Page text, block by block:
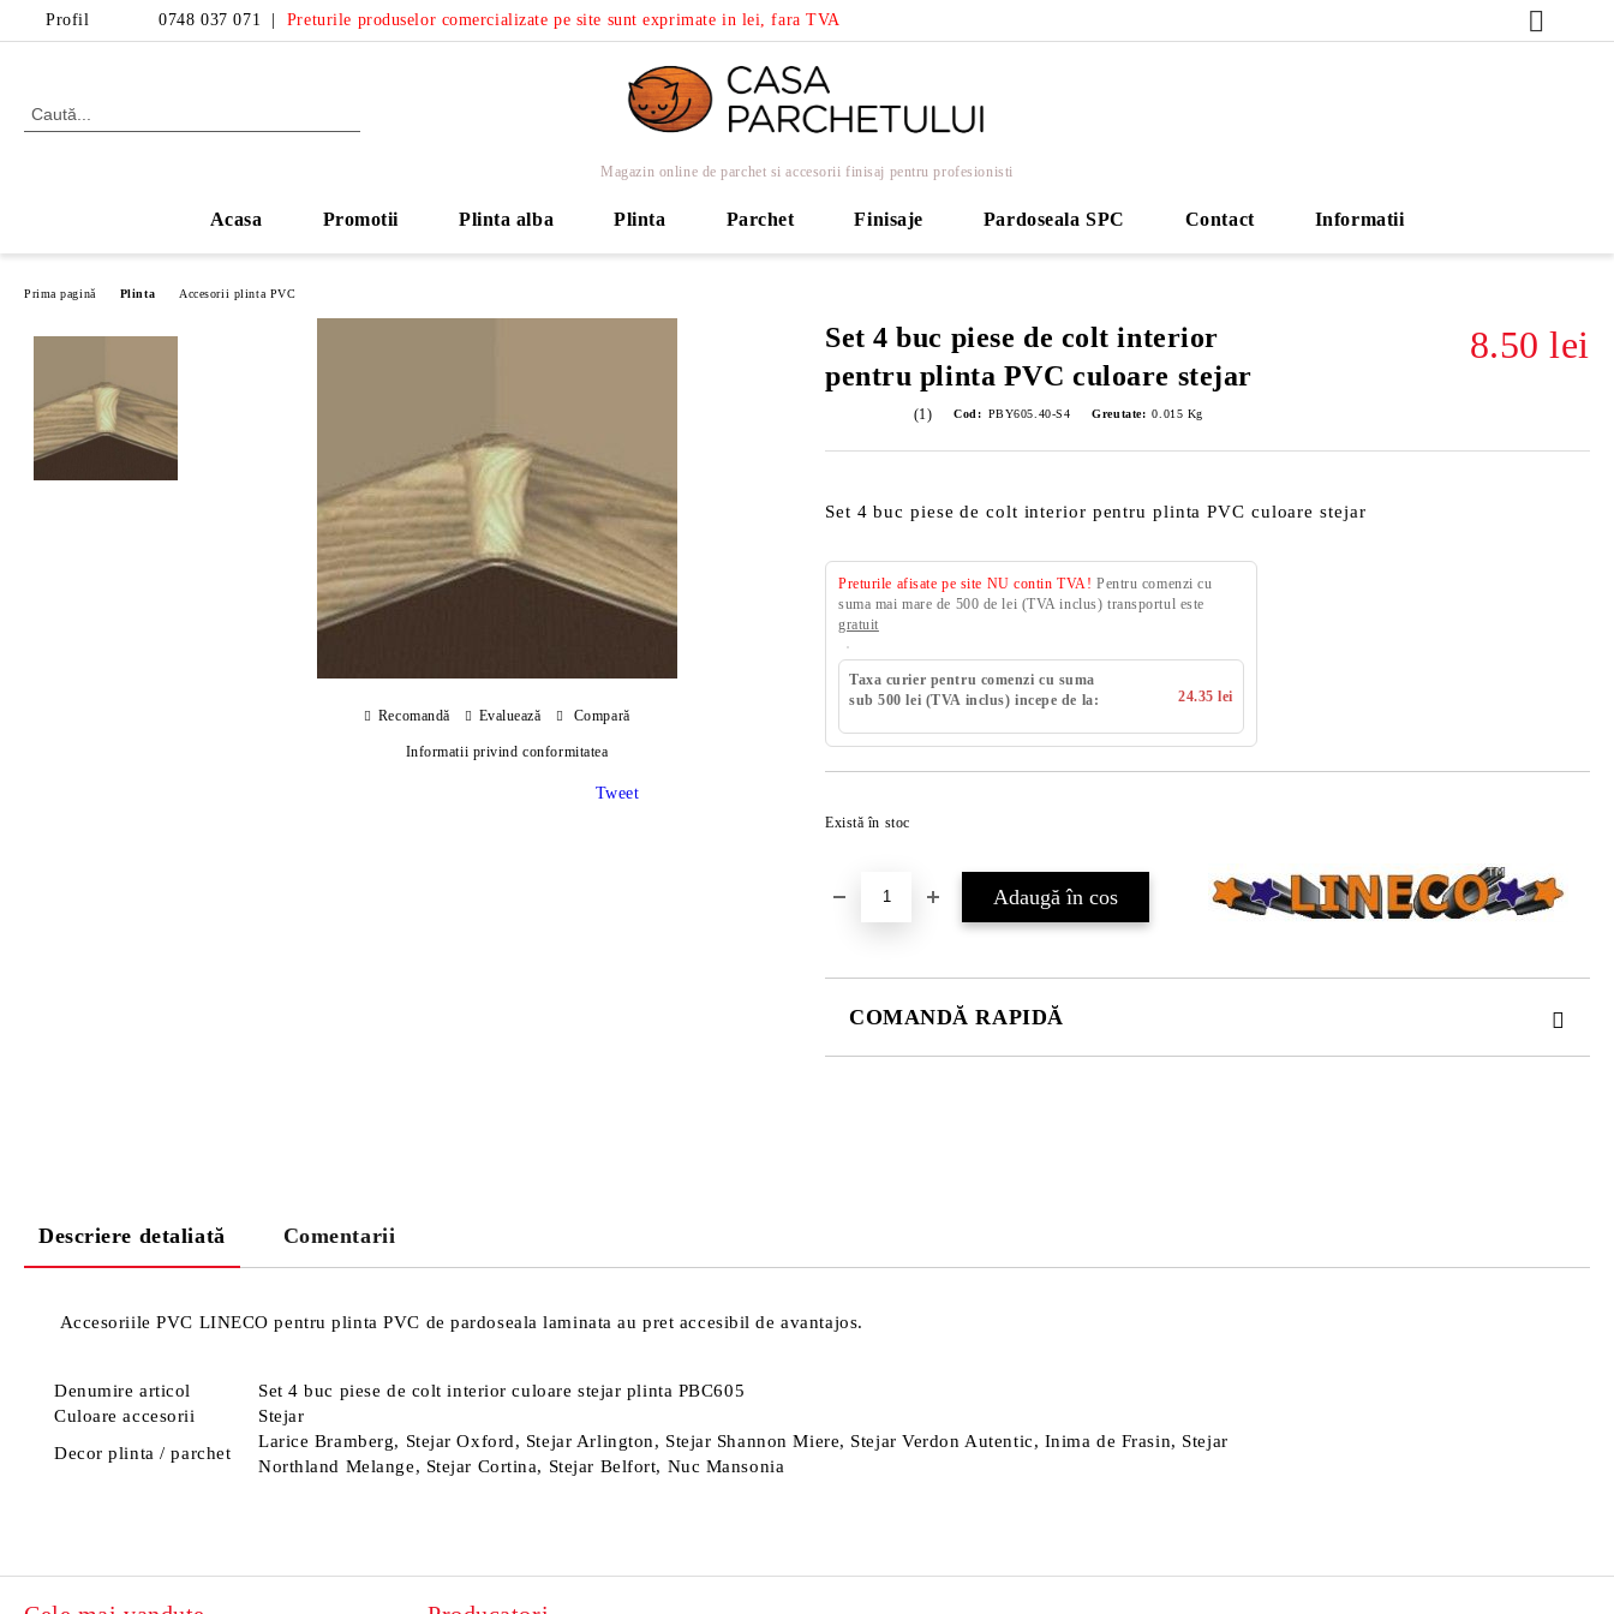
Profil 0748 037 071 Preturile produselor comercializate pe site sunt exprimate in lei, fara TVA
Magazin online de parchet si accesorii finisaj pentru profesionisti
Acasa Promotii Plinta alba Plinta Parchet Finisaje Pardoseala SPC Contact Informatii
Prima pagină Plinta Accesorii plinta PVC
Set 4 buc piese de colt interior
pentru plinta PVC culoare stejar
8.50 lei
(1) Cod: PBY605.40-S4 Greutate: 0.015 Kg
Set 4 buc piese de colt interior pentru plinta PVC culoare stejar
Preturile afisate pe site NU contin TVA! Pentru comenzi cu
suma mai mare de 500 de lei (TVA inclus) transportul este
gratuit
Taxa curier pentru comenzi cu suma
sub 500 lei (TVA inclus) incepe de la:
24.35 lei
Există în stoc
COMANDĂ RAPIDĂ
Recomandă Evaluează Compară
Informatii privind conformitatea
Tweet
Descriere detaliată Comentarii
Accesoriile PVC LINECO pentru plinta PVC de pardoseala laminata au pret accesibil de avantajos.
Denumire articol
Set 4 buc piese de colt interior culoare stejar plinta PBC605
Culoare accesorii
Stejar
Decor plinta / parchet
Larice Bramberg, Stejar Oxford, Stejar Arlington, Stejar Shannon Miere, Stejar Verdon Autentic, Inima de Frasin, Stejar
Northland Melange, Stejar Cortina, Stejar Belfort, Nuc Mansonia